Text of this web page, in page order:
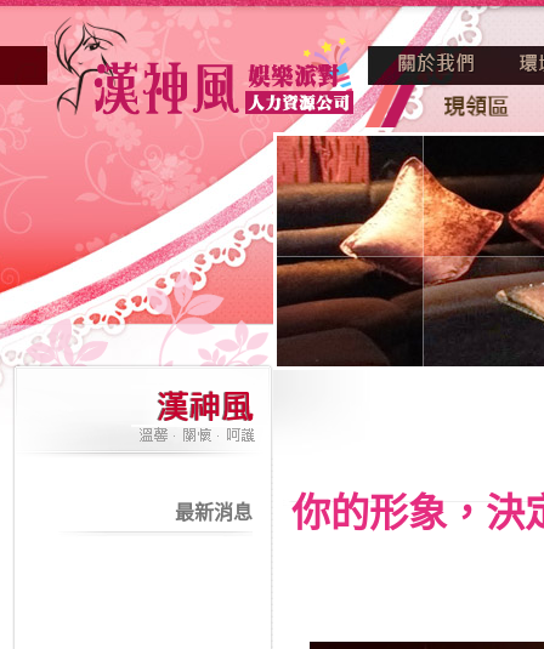
最新消息 你的形象，決